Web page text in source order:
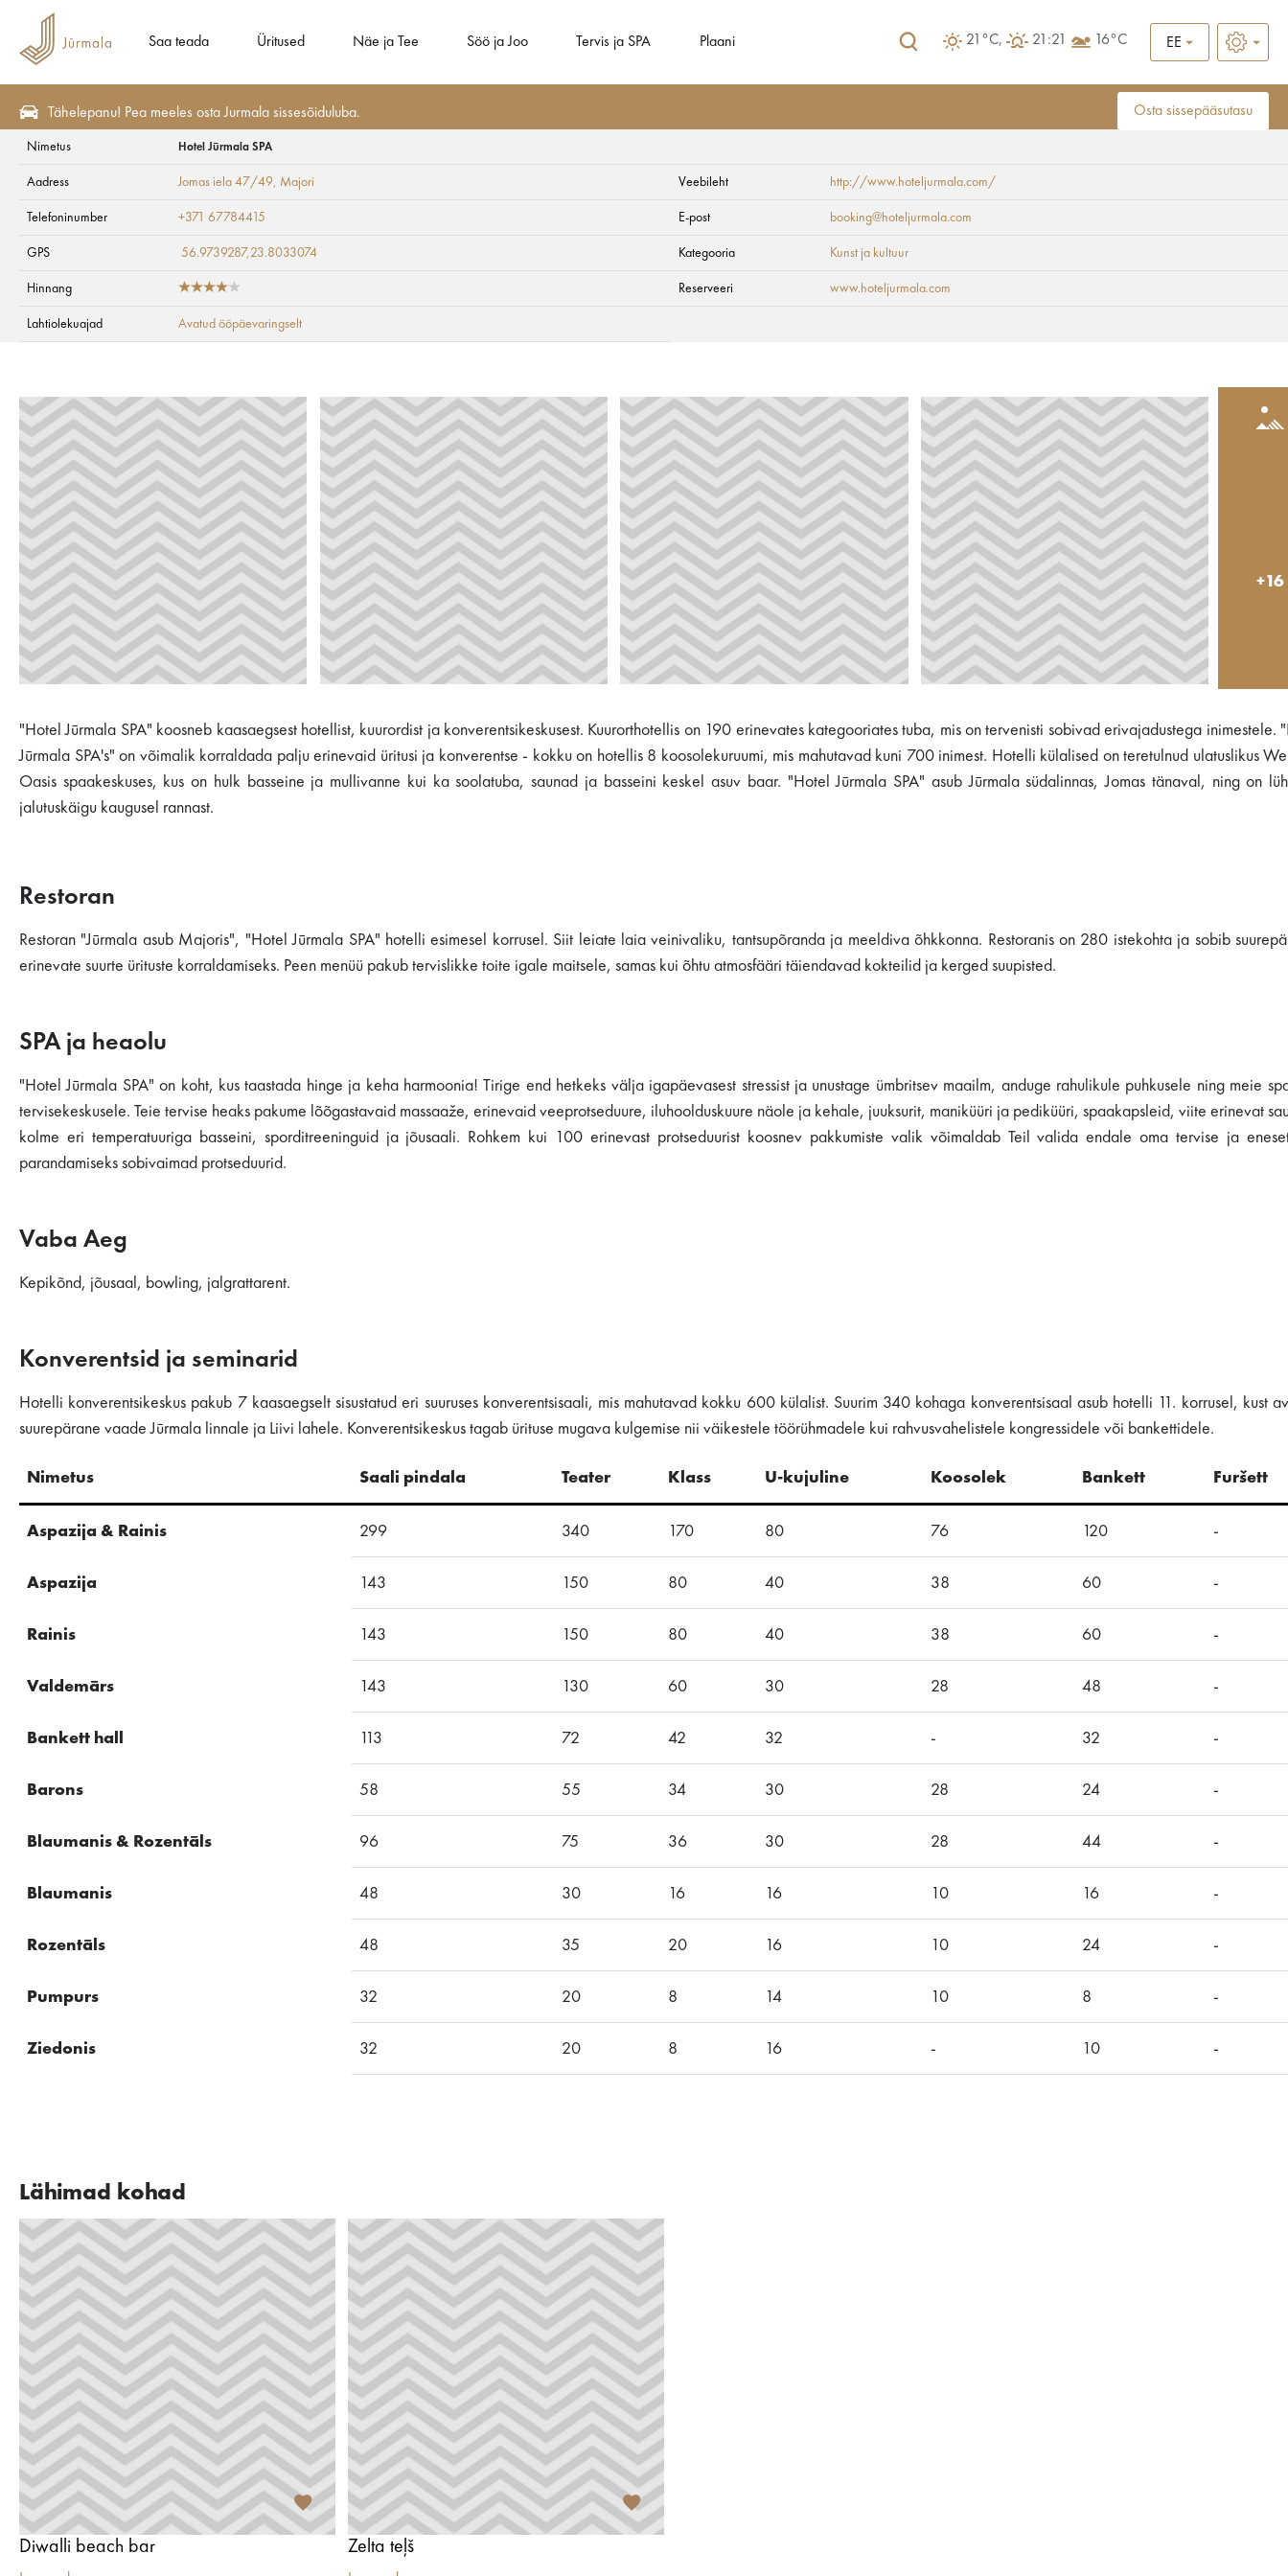
Saa teada Üritused Näe ja Tee Söö ja Joo Tervis ja SPA Plaani 21°C, 21:21 16°C EE
Tähelepanu! Pea meeles osta Jurmala sissesõiduluba. Osta sissepääsutasu
Hotel Jūrmala SPA
Nimetus Hotel Jūrmala SPA
Aadress Jomas iela 47/49, Majori Veebileht http://www.hoteljurmala.com/
Telefoninumber +371 67784415 E-post booking@hoteljurmala.com
GPS 56.9739287,23.8033074 Kategooria Kunst ja kultuur
Hinnang Reserveeri www.hoteljurmala.com
Lahtiolekuajad Avatud ööpäevaringselt
+16
"Hotel Jūrmala SPA" koosneb kaasaegsest hotellist, kuurordist ja konverentsikeskusest. Kuurorthotellis on 190 erinevates kategooriates tuba, mis on tervenisti sobivad erivajadustega inimestele.
Jūrmala SPA's" on võimalik korraldada palju erinevaid üritusi ja konverentse - kokku on hotellis 8 koosolekuruumi, mis mahutavad kuni 700 inimest. Hotelli külalised on teretulnud ulatuslikus
Oasis spaakeskuses, kus on hulk basseine ja mullivanne kui ka soolatuba, saunad ja basseini keskel asuv baar. "Hotel Jūrmala SPA" asub Jūrmala südalinnas, Jomas tänaval, ning on
jalutuskäigu kaugusel rannast.
Restoran
Restoran "Jūrmala asub Majoris", "Hotel Jūrmala SPA" hotelli esimesel korrusel. Siit leiate laia veinivaliku, tantsupõranda ja meeldiva õhkkonna. Restoranis on 280 istekohta ja sobib
erinevate suurte ürituste korraldamiseks. Peen menüü pakub tervislikke toite igale maitsele, samas kui õhtu atmosfääri täiendavad kokteilid ja kerged suupisted.
SPA ja heaolu
"Hotel Jūrmala SPA" on koht, kus taastada hinge ja keha harmoonia! Tirige end hetkeks välja igapäevasest stressist ja unustage ümbritsev maailm, anduge rahulikule puhkusele ning meie
tervisekeskusele. Teie tervise heaks pakume lõõgastavaid massaaže, erinevaid veeprotseduure, iluhoolduskuure näole ja kehale, juuksurit, maniküüri ja pediküüri, spaakapsleid, viite erinevat
kolme eri temperatuuriga basseini, sporditreeninguid ja jõusaali. Rohkem kui 100 erinevast protseduurist koosnev pakkumiste valik võimaldab Teil valida endale oma tervise ja
parandamiseks sobivaimad protseduurid.
Vaba Aeg
Kepikõnd, jõusaal, bowling, jalgrattarent.
Konverentsid ja seminarid
Hotelli konverentsikeskus pakub 7 kaasaegselt sisustatud eri suuruses konverentsisaali, mis mahutavad kokku 600 külalist. Suurim 340 kohaga konverentsisaal asub hotelli 11. korrusel, kust
suurepärane vaade Jūrmala linnale ja Liivi lahele. Konverentsikeskus tagab ürituse mugava kulgemise nii väikestele töörühmadele kui rahvusvahelistele kongressidele või bankettidele.
Nimetus Saali pindala Teater Klass U-kujuline Koosolek Bankett Furšett
Aspazija & Rainis 299 340 170 80 76 120 -
Aspazija 143 150 80 40 38 60 -
Rainis 143 150 80 40 38 60 -
Valdemārs 143 130 60 30 28 48 -
Bankett hall 113 72 42 32 - 32 -
Barons 58 55 34 30 28 24 -
Blaumanis & Rozentāls 96 75 36 30 28 44 -
Blaumanis 48 30 16 16 10 16 -
Rozentāls 48 35 20 16 10 24 -
Pumpurs 32 20 8 14 10 8 -
Ziedonis 32 20 8 16 - 10 -
Lähimad kohad
Diwalli beach bar Zelta teļš